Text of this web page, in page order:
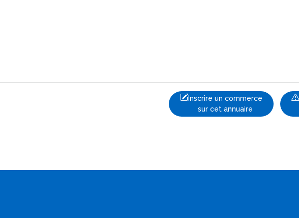
Inscrire un commerce
sur cet annuaire